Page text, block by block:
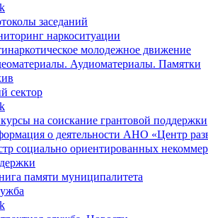
заседаний
наркоситуации
молодежное движение
Аудиоматериалы. Памятки
сектор
на соискание грантовой поддержки
о деятельности АНО «Центр
социально ориентированных
памяти муниципалитета